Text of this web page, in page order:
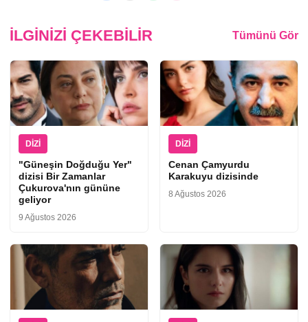
İLGINIZI ÇEKEBILIR Tümünü Gör
DIZI
"Güneşin Doğduğu Yer"
dizisi Bir Zamanlar
Çukurova'nın gününe
geliyor
9 Ağustos 2026
DIZI
Cenan Çamyurdu
Karakuyu dizisinde
8 Ağustos 2026